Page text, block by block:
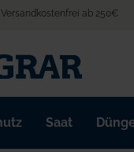
Versandkostenfrei ab 250€
Saat